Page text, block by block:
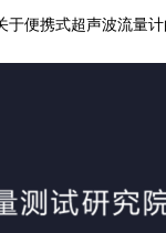
于便携式超声波流量